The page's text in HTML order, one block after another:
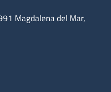
Magdalena del Mar,